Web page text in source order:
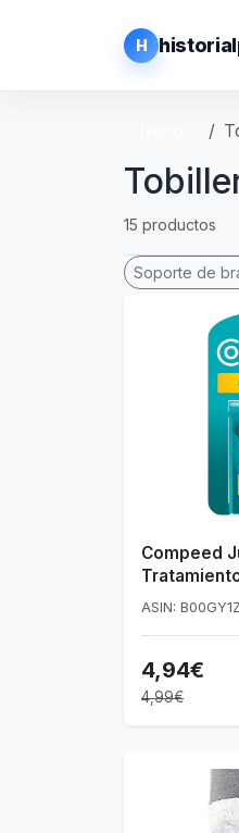
H
15 productos
Soporte de
Compeed
Apósitos
ASIN:
4,94€
4,99€